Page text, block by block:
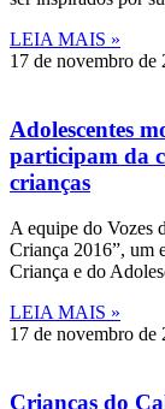
LEIA MAIS »
17 de novembro de
Adolescentes
participam da
crianças
A equipe do Vozes
Criança 2016”, um
Criança e do
LEIA MAIS »
17 de novembro de
Crianças do